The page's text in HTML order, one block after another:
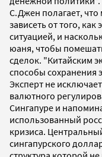
С.Джен полагает,
зависеть от того, как
ситуацией, и
юаня, чтобы
сделок. "Китайским
способы сохранения
Эксперт не
валютного
Сингапуре и
использованный
кризиса.
сингапурского